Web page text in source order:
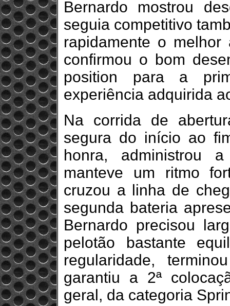
Bernardo mostrou
seguia competitivo
rapidamente o
confirmou o bom
position para a
experiência adquirida
Na corrida de
segura do início ao
honra, administrou
manteve um ritmo
cruzou a linha de
segunda bateria
Bernardo precisou
pelotão bastante
regularidade,
garantiu a 2ª
geral, da categoria